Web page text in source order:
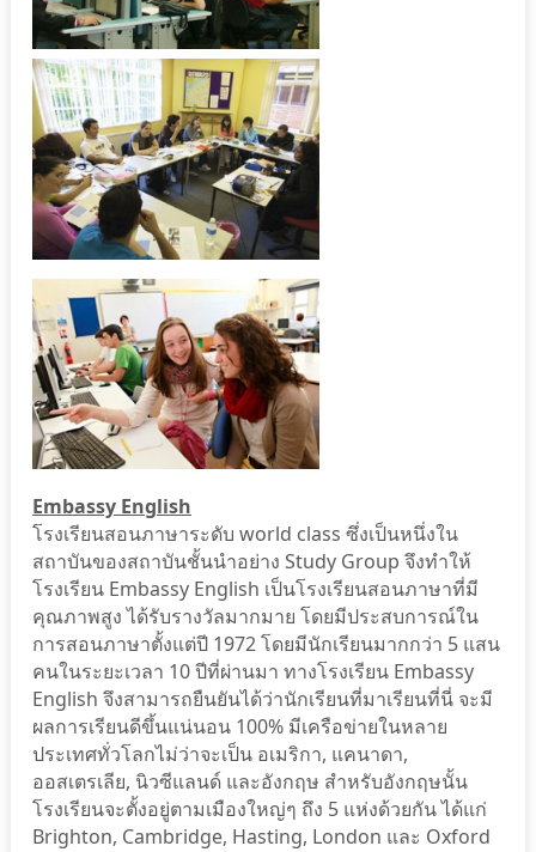
Embassy English
โรงเรียนสอนภาษาระดับ world class ซึ่งเป็นหนึ่งใน
สถาบันของสถาบันชั้นนำอย่าง Study Group จึงทำให้
โรงเรียน Embassy English เป็นโรงเรียนสอนภาษาที่มี
คุณภาพสูง ได้รับรางวัลมากมาย โดยมีประสบการณ์ใน
การสอนภาษาตั้งแต่ปี 1972 โดยมีนักเรียนมากกว่า 5 แสน
คนในระยะเวลา 10 ปีที่ผ่านมา ทางโรงเรียน Embassy
English จึงสามารถยืนยันได้ว่านักเรียนที่มาเรียนที่นี่ จะมี
ผลการเรียนดีขึ้นแน่นอน 100% มีเครือข่ายในหลาย
ประเทศทั่วโลกไม่ว่าจะเป็น อเมริกา, แคนาดา,
ออสเตรเลีย, นิวซีแลนด์ และอังกฤษ สำหรับอังกฤษนั้น
โรงเรียนจะตั้งอยู่ตามเมืองใหญ่ๆ ถึง 5 แห่งด้วยกัน ได้แก่
Brighton, Cambridge, Hasting, London และ Oxford